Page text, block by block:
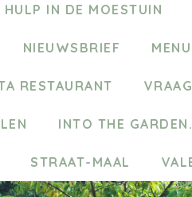
HULP IN DE MOESTUIN
NIEUWSBRIEF MENU
RESTAURANT
INTO THE
STRAAT-MAAL